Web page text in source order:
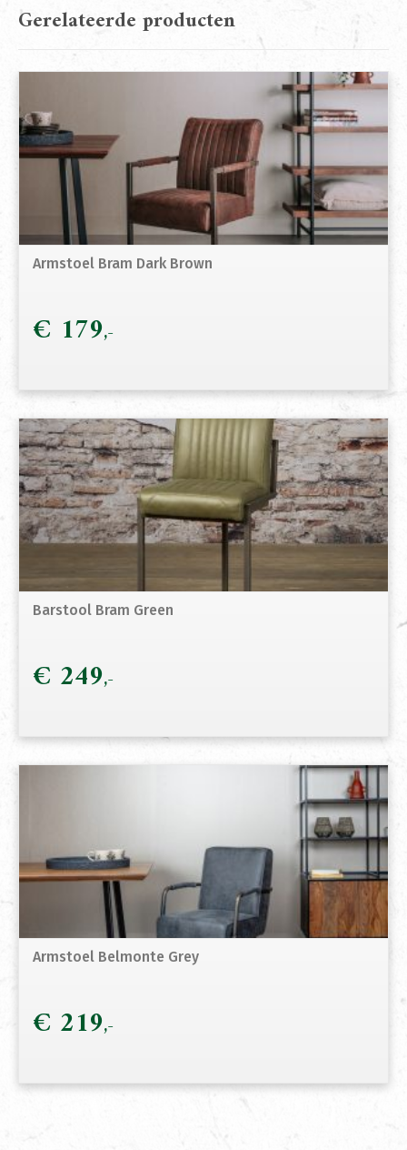
Gerelateerde producten
Armstoel Bram Dark Brown
€ 179
Barstool Bram Green
€ 249
Armstoel Belmonte Grey
€ 219